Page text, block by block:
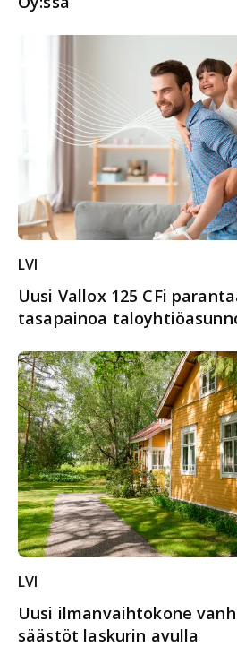
LVI
Uusi Vallox 125 CFi
tasapainoa
LVI
Uusi ilmanvaihtokone
säästöt laskurin avulla